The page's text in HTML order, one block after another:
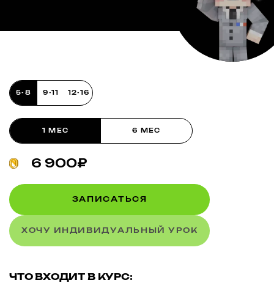
5-8 9-11 12-16
1 МЕС 6 МЕС
6 900₽
ЗАПИСАТЬСЯ
ХОЧУ ИНДИВИДУАЛЬНЫЙ УРОК
ЧТО ВХОДИТ В КУРС: